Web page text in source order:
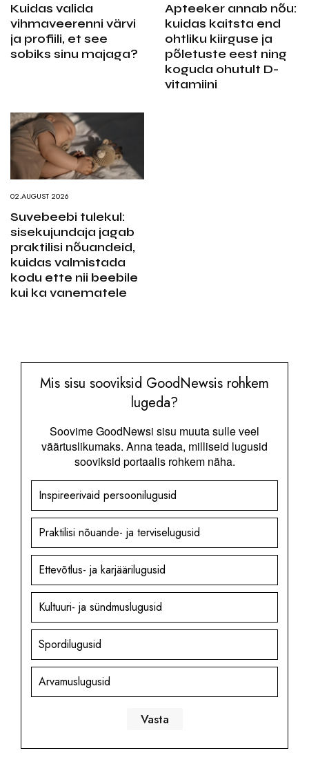
Kuidas valida
vihmaveerenni värvi
ja profiili, et see
sobiks sinu majaga?
Apteeker annab nõu:
kuidas kaitsta end
ohtliku kiirguse ja
põletuste eest ning
koguda ohutult D-
vitamiini
02.AUGUST 2026
Suvebeebi tulekul:
sisekujundaja jagab
praktilisi nõuandeid,
kuidas valmistada
kodu ette nii beebile
kui ka vanematele
Mis sisu sooviksid GoodNewsis rohkem
lugeda?
Soovime GoodNewsi sisu muuta sulle veel
väärtuslikumaks. Anna teada, milliseid lugusid
sooviksid portaalis rohkem näha.
Inspireerivaid persoonilugusid
Praktilisi nõuande- ja terviselugusid
Ettevõtlus- ja karjäärilugusid
Kultuuri- ja sündmuslugusid
Spordilugusid
Arvamuslugusid